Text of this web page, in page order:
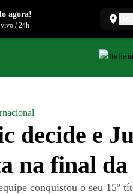
decide e
na final
conquistou o seu 15º
agora!
vivo/24h